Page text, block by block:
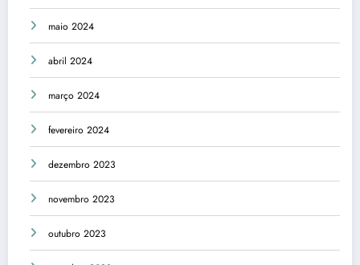
maio 2024
abril 2024
março 2024
fevereiro 2024
dezembro 2023
novembro 2023
outubro 2023